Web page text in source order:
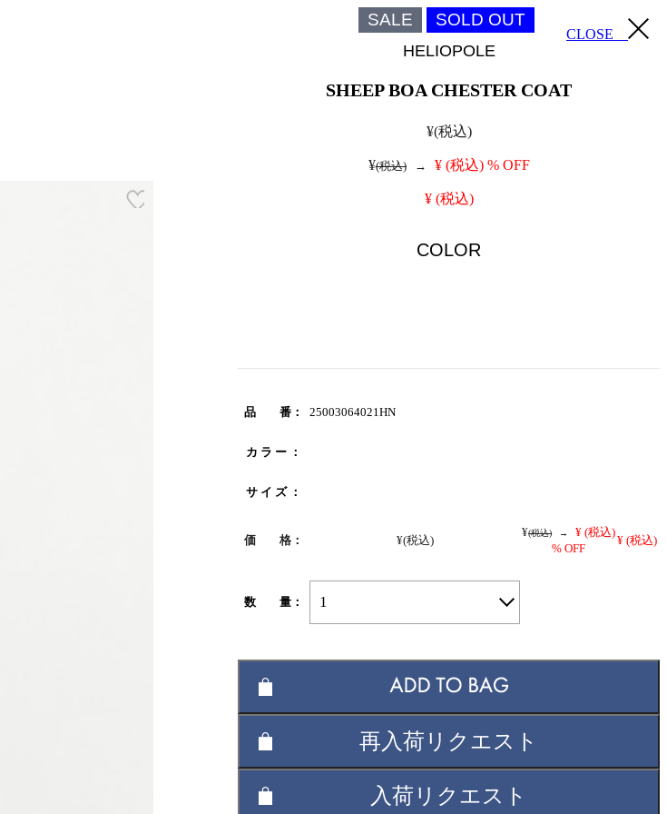
SALE SOLD OUT
HELIOPOLE
SHEEP BOA CHESTER COAT
¥(税込)
¥(税込) → ¥ (税込) % OFF
¥ (税込)
COLOR
品 番： 25003064021HN
カ ラ ー ：
サ イ ズ ：
価 格： ¥(税込)
¥(税込) → ¥ (税込)
% OFF
¥ (税込)
数 量： 1
再入荷リクエスト
入荷リクエスト
CLOSE